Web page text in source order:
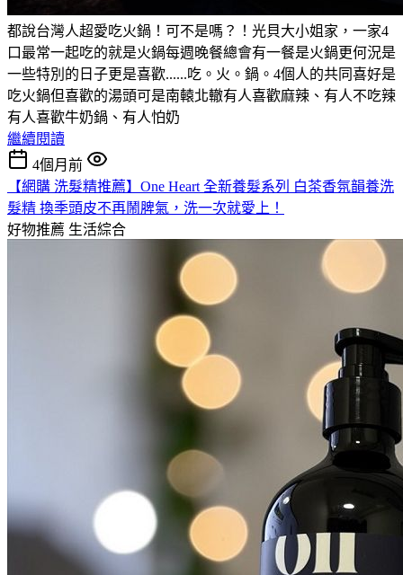
都說台灣人超愛吃火鍋！可不是嗎？！光貝大小姐家，一家4
口最常一起吃的就是火鍋每週晚餐總會有一餐是火鍋更何況是
一些特別的日子更是喜歡......吃。火。鍋。4個人的共同喜好是
吃火鍋但喜歡的湯頭可是南轅北轍有人喜歡麻辣、有人不吃辣
有人喜歡牛奶鍋、有人怕奶
繼續閱讀
4個月前
【網購 洗髮精推薦】One Heart 全新養髮系列 白茶香氛韻養洗
髮精 換季頭皮不再鬧脾氣，洗一次就愛上！
好物推薦 生活綜合